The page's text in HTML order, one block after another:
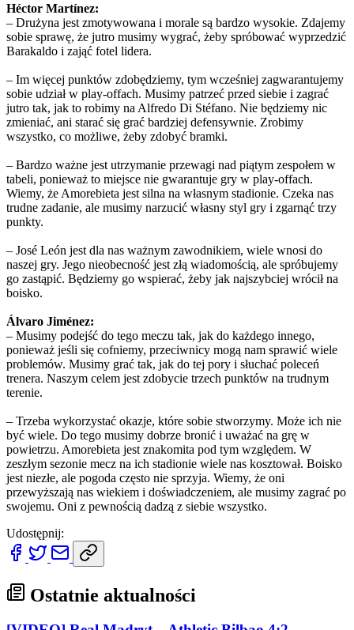
Héctor Martínez:
– Drużyna jest zmotywowana i morale są bardzo wysokie. Zdajemy
sobie sprawę, że jutro musimy wygrać, żeby spróbować wyprzedzić
Barakaldo i zająć fotel lidera.
– Im więcej punktów zdobędziemy, tym wcześniej zagwarantujemy
sobie udział w play-offach. Musimy patrzeć przed siebie i zagrać
jutro tak, jak to robimy na Alfredo Di Stéfano. Nie będziemy nic
zmieniać, ani starać się grać bardziej defensywnie. Zrobimy
wszystko, co możliwe, żeby zdobyć bramki.
– Bardzo ważne jest utrzymanie przewagi nad piątym zespołem w
tabeli, ponieważ to miejsce nie gwarantuje gry w play-offach.
Wiemy, że Amorebieta jest silna na własnym stadionie. Czeka nas
trudne zadanie, ale musimy narzucić własny styl gry i zgarnąć trzy
punkty.
– José León jest dla nas ważnym zawodnikiem, wiele wnosi do
naszej gry. Jego nieobecność jest złą wiadomością, ale spróbujemy
go zastąpić. Będziemy go wspierać, żeby jak najszybciej wrócił na
boisko.
Álvaro Jiménez:
– Musimy podejść do tego meczu tak, jak do każdego innego,
ponieważ jeśli się cofniemy, przeciwnicy mogą nam sprawić wiele
problemów. Musimy grać tak, jak do tej pory i słuchać poleceń
trenera. Naszym celem jest zdobycie trzech punktów na trudnym
terenie.
– Trzeba wykorzystać okazje, które sobie stworzymy. Może ich nie
być wiele. Do tego musimy dobrze bronić i uważać na grę w
powietrzu. Amorebieta jest znakomita pod tym względem. W
zeszłym sezonie mecz na ich stadionie wiele nas kosztował. Boisko
jest niezłe, ale pogoda często nie sprzyja. Wiemy, że oni
przewyższają nas wiekiem i doświadczeniem, ale musimy zagrać po
swojemu. Oni z pewnością dadzą z siebie wszystko.
Udostępnij:
Ostatnie aktualności